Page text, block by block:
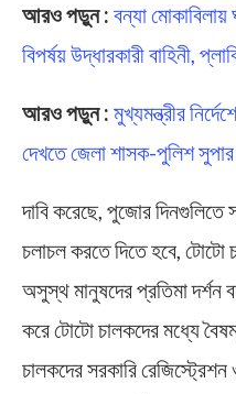
আরও পড়ুন : বন্যা
বিপর্ষয় উদ্ধারকারী বাহিনী,
আরও পড়ুন : মুখ্যমন্ত্রীর
দেখতে জেলা শাসক-পুলিশ
দাবি করেছে, পুজোর দিনগুলিতে
চলাচল করতে দিতে হবে, টোটো
অসুস্থ মানুষদের প্রতিমা দর্শন
করে টোটো চালকদের মধ্যে
চালকদের সরকারি